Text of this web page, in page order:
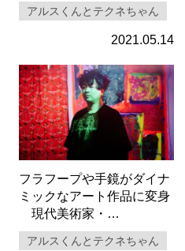
アルスくんとテクネちゃん
2021.05.14
フラフープや手鏡がダイナ
ミックなアート作品に変身
現代美術家・…
アルスくんとテクネちゃん